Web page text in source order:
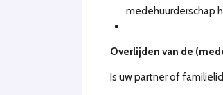
medehuurderschap
Overlijden van de
Is uw partner of